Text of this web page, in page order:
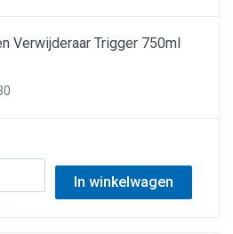
Verwijderaar Trigger 750ml
In winkelwagen